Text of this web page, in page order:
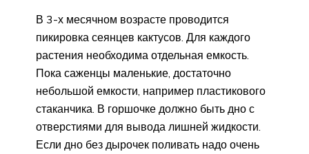
В 3-х месячном возрасте проводится
пикировка сеянцев кактусов. Для каждого
растения необходима отдельная емкость.
Пока саженцы маленькие, достаточно
небольшой емкости, например пластикового
стаканчика. В горшочке должно быть дно с
отверстиями для вывода лишней жидкости.
Если дно без дырочек поливать надо очень